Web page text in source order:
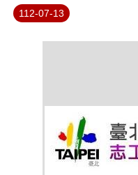
112-07-13